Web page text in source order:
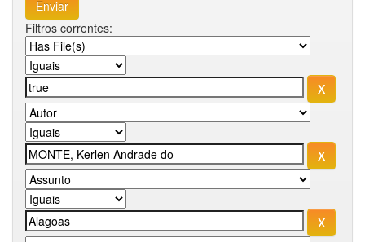
Filtros correntes: